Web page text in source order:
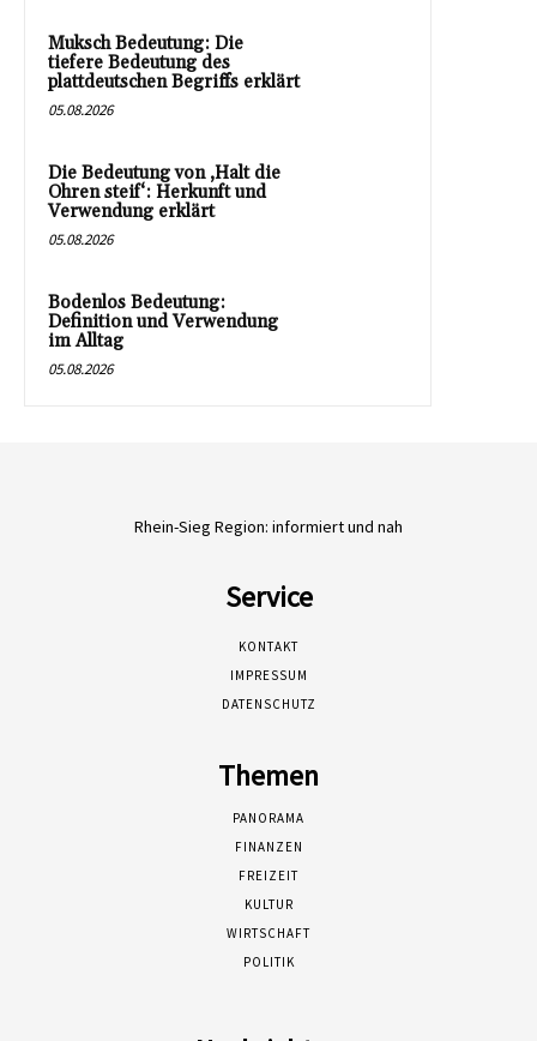
Muksch Bedeutung: Die
tiefere Bedeutung des
plattdeutschen Begriffs erklärt
05.08.2026
Die Bedeutung von ‚Halt die
Ohren steif‘: Herkunft und
Verwendung erklärt
05.08.2026
Bodenlos Bedeutung:
Definition und Verwendung
im Alltag
05.08.2026
Rhein-Sieg Region: informiert und nah
Service
KONTAKT
IMPRESSUM
DATENSCHUTZ
Themen
PANORAMA
FINANZEN
FREIZEIT
KULTUR
WIRTSCHAFT
POLITIK